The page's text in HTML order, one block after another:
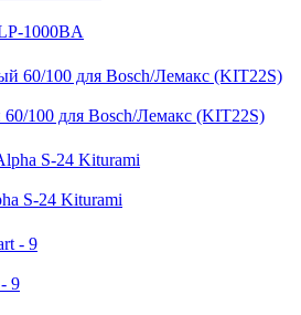
1000BA
100 для Bosch/Лемакс (KIT22S)
S-24 Kiturami
9